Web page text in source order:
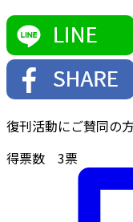
復刊活動にご賛同の
得票数 3票